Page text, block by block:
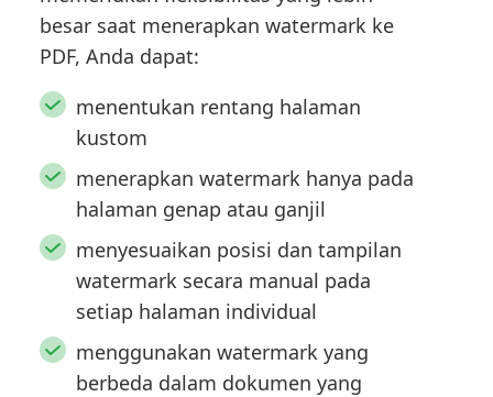
besar saat menerapkan watermark ke
PDF, Anda dapat:
menentukan rentang halaman
kustom
menerapkan watermark hanya pada
halaman genap atau ganjil
menyesuaikan posisi dan tampilan
watermark secara manual pada
setiap halaman individual
menggunakan watermark yang
berbeda dalam dokumen yang